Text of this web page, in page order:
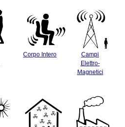
Corpo Intero
Campi
Elettro-
Magnetici